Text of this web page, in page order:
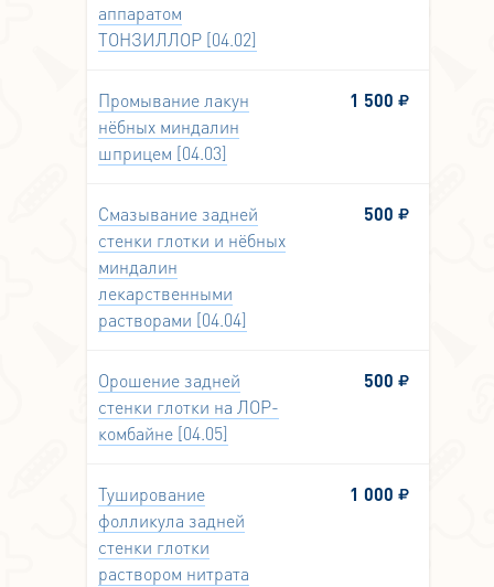
аппаратом
ТОНЗИЛЛОР [04.02]
Промывание лакун
нёбных миндалин
шприцем [04.03]
1 500
Смазывание задней
стенки глотки и нёбных
миндалин
лекарственными
растворами [04.04]
500
Орошение задней
стенки глотки на ЛОР-
комбайне [04.05]
500
Туширование
фолликула задней
стенки глотки
раствором нитрата
1 000